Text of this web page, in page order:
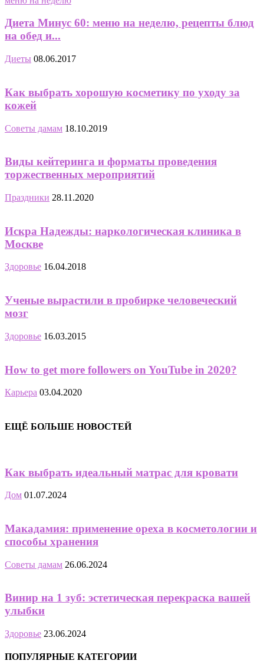
Диета Минус 60: меню на неделю, рецепты блюд
на обед и...
Диеты 08.06.2017
Как выбрать хорошую косметику по уходу за
кожей
Советы дамам 18.10.2019
Виды кейтеринга и форматы проведения
торжественных мероприятий
Праздники 28.11.2020
Искра Надежды: наркологическая клиника в
Москве
Здоровье 16.04.2018
Ученые вырастили в пробирке человеческий
мозг
Здоровье 16.03.2015
How to get more followers on YouTube in 2020?
Карьера 03.04.2020
ЕЩЁ БОЛЬШЕ НОВОСТЕЙ
Как выбрать идеальный матрас для кровати
Дом 01.07.2024
Макадамия: применение ореха в косметологии и
способы хранения
Советы дамам 26.06.2024
Винир на 1 зуб: эстетическая перекраска вашей
улыбки
Здоровье 23.06.2024
ПОПУЛЯРНЫЕ КАТЕГОРИИ